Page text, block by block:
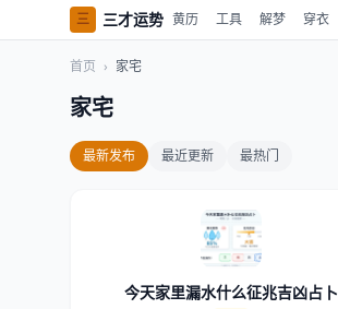
三 三才运势 黄历 工具 解梦 穿衣
首页 › 家宅
家宅
最新发布 最近更新 最热门
今天家里漏水什么征兆吉凶占卜